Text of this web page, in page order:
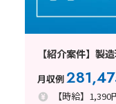
【紹介案件】製
月収例
【時給】1,390